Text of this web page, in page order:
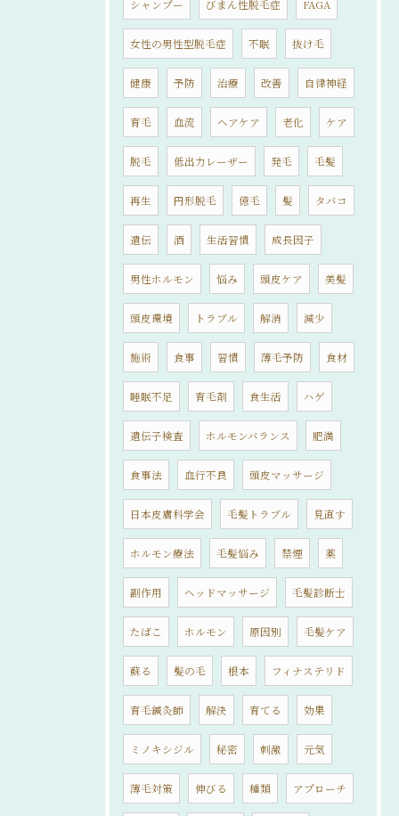
シャンプー びまん性脱毛症 FAGA
女性の男性型脱毛症 不眠 抜け毛
健康 予防 治療 改善 自律神経
育毛 血流 ヘアケア 老化 ケア
脱毛 低出力レーザー 発毛 毛髪
再生 円形脱毛 億毛 髪 タバコ
遺伝 酒 生活習慣 成長因子
男性ホルモン 悩み 頭皮ケア 美髪
頭皮環境 トラブル 解消 減少
施術 食事 習慣 薄毛予防 食材
睡眠不足 育毛剤 食生活 ハゲ
遺伝子検査 ホルモンバランス 肥満
食事法 血行不良 頭皮マッサージ
日本皮膚科学会 毛髪トラブル 見直す
ホルモン療法 毛髪悩み 禁煙 薬
副作用 ヘッドマッサージ 毛髪診断士
たばこ ホルモン 原因別 毛髪ケア
蘇る 髪の毛 根本 フィナステリド
育毛鍼灸師 解決 育てる 効果
ミノキシジル 秘密 刺激 元気
薄毛対策 伸びる 種類 アプローチ